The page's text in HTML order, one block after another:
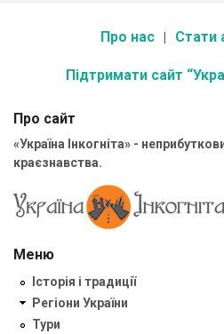
Про нас Стати
Підтримати сайт
Про сайт
«Україна Інкогніта» -
краєзнавства.
Меню
Історія і традиції
Регіони України
Тури